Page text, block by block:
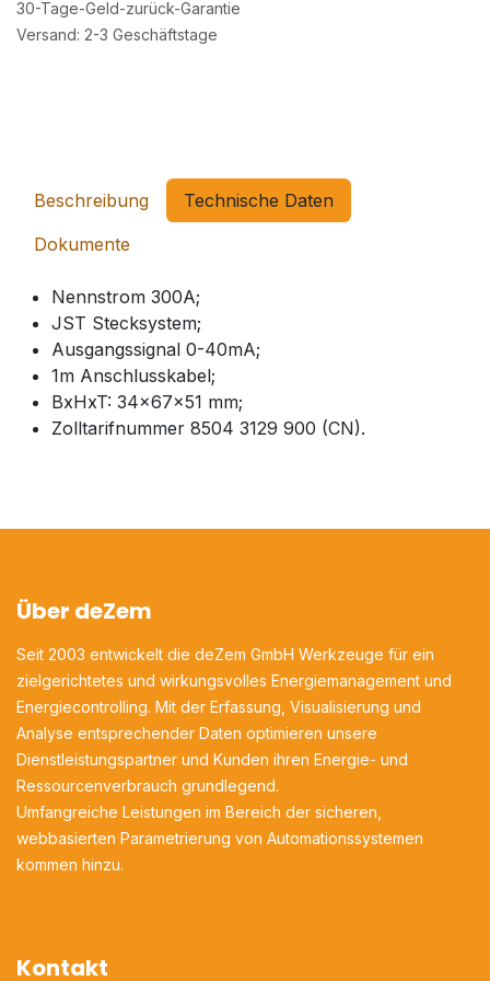
30-Tage-Geld-zurück-Garantie
Versand: 2-3 Geschäftstage
Beschreibung
Technische Daten
Dokumente
Nennstrom 300A;
JST Stecksystem;
Ausgangssignal 0-40mA;
1m Anschlusskabel;
BxHxT: 34x67x51 mm;
Zolltarifnummer 8504 3129 900 (CN).
Über deZem
Seit 2003 entwickelt die deZem GmbH Werkzeuge für ein
zielgerichtetes und wirkungsvolles Energiemanagement und
Energiecontrolling. Mit der Erfassung, Visualisierung und
Analyse entsprechender Daten optimieren unsere
Dienstleistungspartner und Kunden ihren Energie- und
Ressourcenverbrauch grundlegend.
Umfangreiche Leistungen im Bereich der sicheren,
webbasierten Parametrierung von Automationssystemen
kommen hinzu.
Kontakt